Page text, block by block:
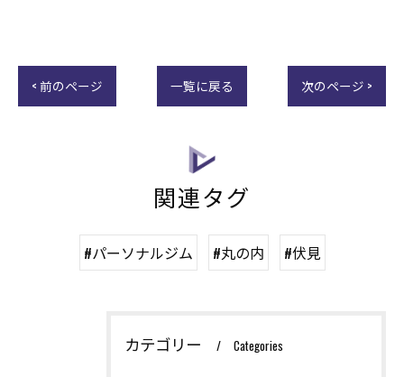
< 前のページ 一覧に戻る 次のページ >
関連タグ
#パーソナルジム #丸の内 #伏見
カテゴリー Categories